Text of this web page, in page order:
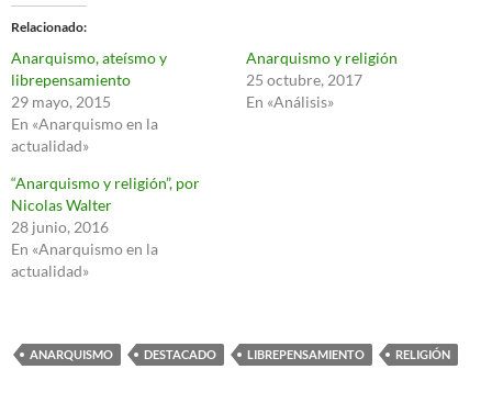
Relacionado
Anarquismo, ateísmo y
librepensamiento
29 mayo, 2015
En «Anarquismo en la
actualidad»
Anarquismo y religión
25 octubre, 2017
En «Análisis»
“Anarquismo y religión”, por
Nicolas Walter
28 junio, 2016
En «Anarquismo en la
actualidad»
ANARQUISMO DESTACADO LIBREPENSAMIENTO RELIGIÓN